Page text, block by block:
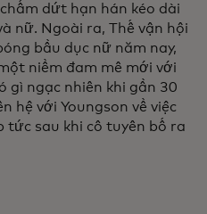
dứt hạn hán kéo dài
nữ. Ngoài ra, Thế vận hội
bầu dục nữ năm nay,
niềm đam mê mới với
gì ngạc nhiên khi gần 30
hệ với Youngson về việc
tức sau khi cô tuyên bố ra